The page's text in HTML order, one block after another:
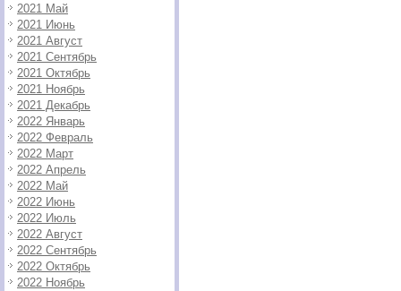
2021 Май
2021 Июнь
2021 Август
2021 Сентябрь
2021 Октябрь
2021 Ноябрь
2021 Декабрь
2022 Январь
2022 Февраль
2022 Март
2022 Апрель
2022 Май
2022 Июнь
2022 Июль
2022 Август
2022 Сентябрь
2022 Октябрь
2022 Ноябрь